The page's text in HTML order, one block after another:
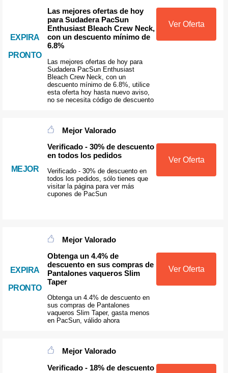
EXPIRA
PRONTO
Las mejores ofertas de hoy
para Sudadera PacSun
Enthusiast Bleach Crew Neck,
con un descuento mínimo de
6.8%
Las mejores ofertas de hoy para
Sudadera PacSun Enthusiast
Bleach Crew Neck, con un
descuento mínimo de 6.8%, utilice
esta oferta hoy hasta nuevo aviso,
no se necesita código de descuento
Ver Oferta
MEJOR
Mejor Valorado
Verificado - 30% de descuento
en todos los pedidos
Verificado - 30% de descuento en
todos los pedidos, sólo tienes que
visitar la página para ver más
cupones de PacSun
Ver Oferta
EXPIRA
PRONTO
Mejor Valorado
Obtenga un 4.4% de
descuento en sus compras de
Pantalones vaqueros Slim
Taper
Obtenga un 4.4% de descuento en
sus compras de Pantalones
vaqueros Slim Taper, gasta menos
en PacSun, válido ahora
Ver Oferta
Mejor Valorado
Verificado - 18% de descuento